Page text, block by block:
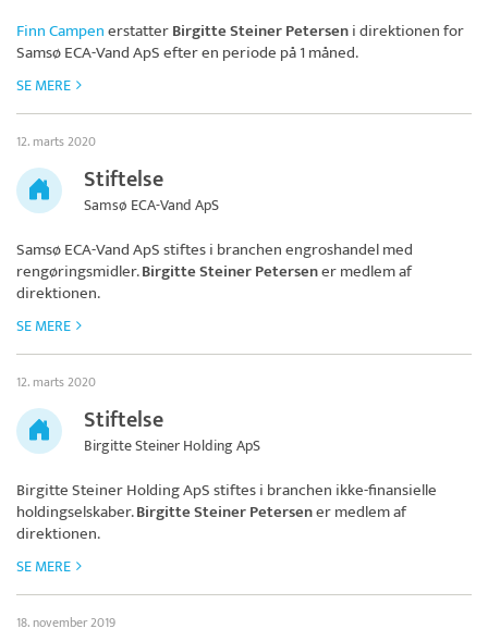
Finn CampenerstatterBirgitte Steiner Peterseni direktionen for
Samsø ECA-Vand ApSefter en periode på 1 måned.
SE MERE
12. marts 2020
Stiftelse
Samsø ECA-Vand ApS
Samsø ECA-Vand ApSstiftes i branchen engroshandel med
rengøringsmidler.Birgitte Steiner Petersener medlem af
direktionen.
SE MERE
12. marts 2020
Stiftelse
Birgitte Steiner Holding ApS
Birgitte Steiner Holding ApSstiftes i branchen ikke-finansielle
holdingselskaber.Birgitte Steiner Petersener medlem af
direktionen.
SE MERE
18. november 2019